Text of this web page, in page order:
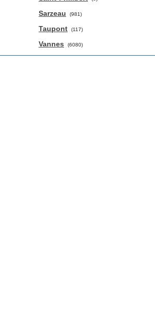
Sarzeau (981)
Taupont (117)
Vannes (6080)